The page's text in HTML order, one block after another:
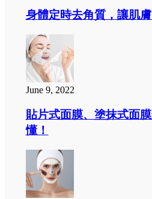
身體定時去角質，讓肌
June 9, 2022
貼片式面膜、塗抹式面
懂！